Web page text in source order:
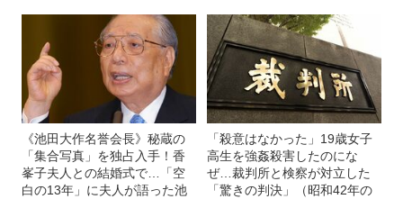
《池田大作名誉会長》秘蔵の
「集合写真」を独占入手！香
峯子夫人との結婚式で…「空
白の13年」に夫人が語った池
「殺意はなかった」19歳女子
高生を強姦殺害したのにな
ぜ…裁判所と検察が対立した
「驚きの判決」（昭和42年の